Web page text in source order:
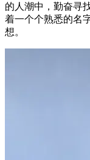
的人潮中，勤奋寻
着一个个熟悉的名
想。